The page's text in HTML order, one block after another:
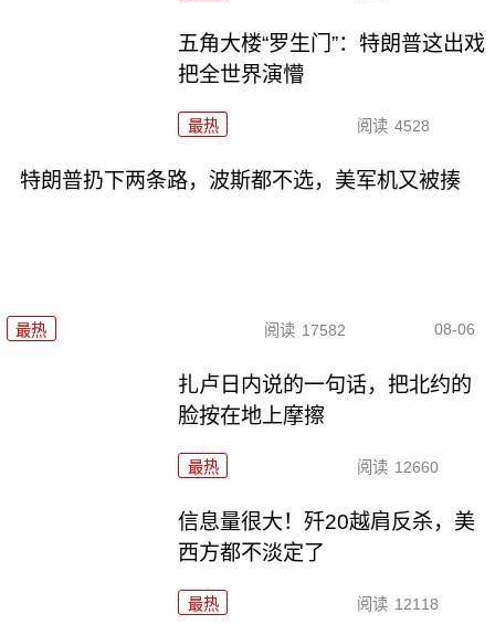
五角大楼“罗生门”：特朗普这出戏
把全世界演懵
最热 阅读 4528
特朗普扔下两条路，波斯都不选，美军机又被揍
最热 阅读 17582 08-06
扎卢日内说的一句话，把北约的
脸按在地上摩擦
最热 阅读 12660
信息量很大！歼20越肩反杀，美
西方都不淡定了
最热 阅读 12118